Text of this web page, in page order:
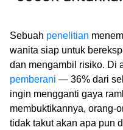
Sebuah penelitian
wanita siap untuk
dan mengambil risiko. Di
pemberani — 36% dari
ingin mengganti gaya
membuktikannya, orang-
tidak takut akan apa pun